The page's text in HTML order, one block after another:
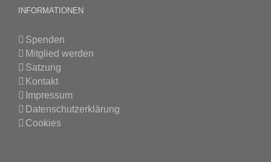
INFORMATIONEN
Spenden
Mitglied werden
Satzung
Kontakt
Impressum
Datenschutzerklärung
Cookies